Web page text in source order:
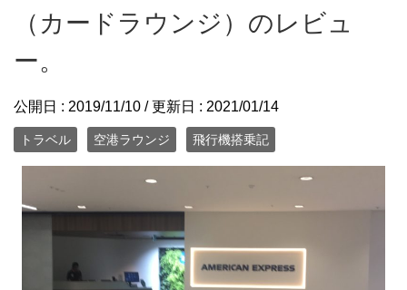
（カードラウンジ）のレビュ
ー。
公開日 : 2019/11/10 / 更新日 : 2021/01/14
トラベル 空港ラウンジ 飛行機搭乗記